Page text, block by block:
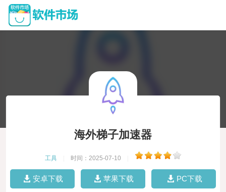
海外梯子加速器
工具 时间：2025-07-10
安卓下载 苹果下载 PC下载